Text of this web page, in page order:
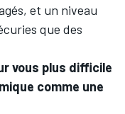
et un niveau
que des
vous plus difficile
comme une